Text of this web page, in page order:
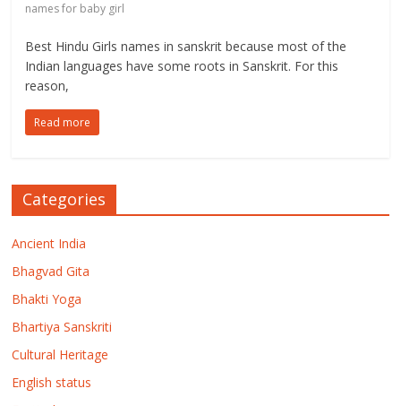
names for baby girl
Best Hindu Girls names in sanskrit because most of the
Indian languages have some roots in Sanskrit. For this
reason,
Read more
Categories
Ancient India
Bhagvad Gita
Bhakti Yoga
Bhartiya Sanskriti
Cultural Heritage
English status